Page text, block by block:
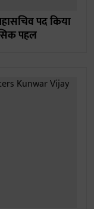
पद किया
पहल